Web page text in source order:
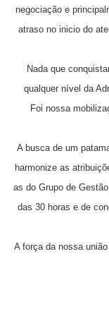
negociação e
atraso no inicio do
Nada que
qualquer nível da
Foi nossa
A busca de um
harmonize as
as do Grupo de
das 30 horas e de
A força da nossa